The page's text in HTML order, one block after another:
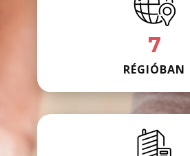
7
RÉGIÓBAN